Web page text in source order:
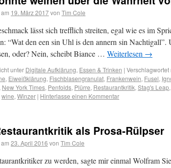
19. März 2017von Tim Cole
lässt sich trefflich streiten, egal wie es im
“Wat den een sin Uhl is den annern sin
oder? Nein, scheibt Biance … Weiterlesen →
unter Digitale Aufklärung, Essen & Trinken | Verschlagwortet
, Eiweißklärung, Fischblasengranulat, Frankenwein, Fusel,
New York Times, Penfolds, Plürre, Restaurantkritik, Stag's Leap,
wine, Winzer | Hinterlasse einen Kommentar
als Prosa-Rülpser
23. April 2016 von Tim Cole
zu werden, sagte mir einmal Wolfram